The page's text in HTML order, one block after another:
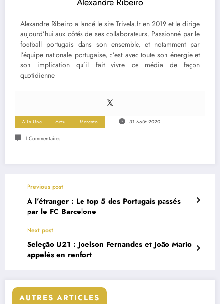
Alexandre Ribeiro
Alexandre Ribeiro a lancé le site Trivela.fr en 2019 et le dirige
aujourd’hui aux côtés de ses collaborateurs. Passionné par le
football portugais dans son ensemble, et notamment par
l’équipe nationale portugaise, c’est avec toute son énergie et
son implication qu’il fait vivre ce média de façon
quotidienne.
A La Une Actu Mercato 31 Août 2020
1 Commentaires
Previous post
A l’étranger : Le top 5 des Portugais passés
par le FC Barcelone
Next post
Seleção U21 : Joelson Fernandes et João Mario
appelés en renfort
AUTRES ARTICLES